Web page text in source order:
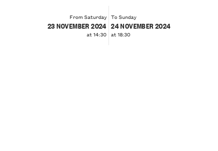
From Saturday
23 NOVEMBER 2024
at 14:30
To Sunday
24 NOVEMBER 2024
at 18:30